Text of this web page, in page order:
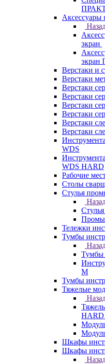
Аксессуары
экран
Верстаки и
Верстаки
Верстаки
Верстаки
Верстаки
Верстаки
Верстаки
Верстаки
WDS
WDS HARD
Рабочие
Столы
Стулья
Тележки
Тумбы
Тумбы
M
Тумбы
Тяжелые
HARD
Шкафы
Шкафы